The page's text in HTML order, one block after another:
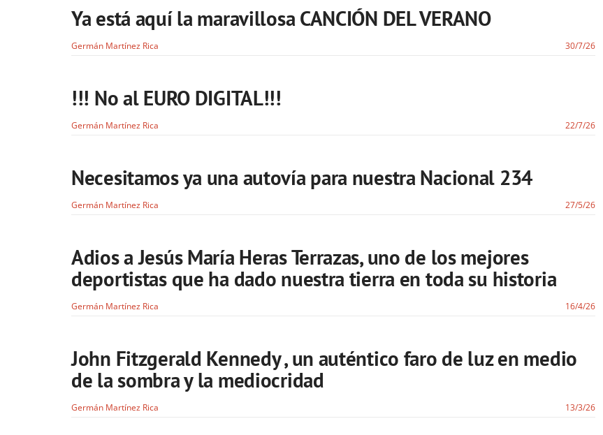
Germán Martínez Rica 30/7/26
Ya está aquí la maravillosa CANCIÓN DEL VERANO
Germán Martínez Rica 22/7/26
!!! No al EURO DIGITAL!!!
Germán Martínez Rica 27/5/26
Necesitamos ya una autovía para nuestra Nacional 234
Germán Martínez Rica 16/4/26
Adios a Jesús María Heras Terrazas, uno de los mejores
deportistas que ha dado nuestra tierra en toda su historia
Germán Martínez Rica 13/3/26
John Fitzgerald Kennedy , un auténtico faro de luz en medio
de la sombra y la mediocridad